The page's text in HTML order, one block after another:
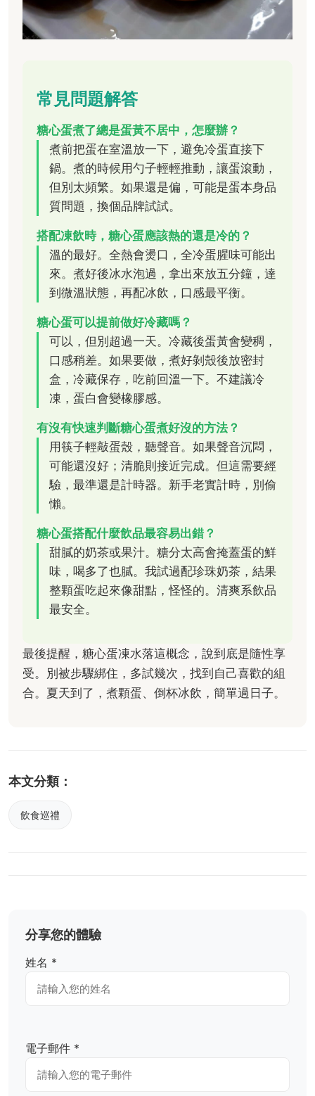
常見問題解答
糖心蛋煮了總是蛋黃不居中，怎麼辦？
煮前把蛋在室溫放一下，避免冷蛋直接下
鍋。煮的時候用勺子輕輕推動，讓蛋滾動，
但別太頻繁。如果還是偏，可能是蛋本身品
質問題，換個品牌試試。
搭配凍飲時，糖心蛋應該熱的還是冷的？
溫的最好。全熱會燙口，全冷蛋腥味可能出
來。煮好後冰水泡過，拿出來放五分鐘，達
到微溫狀態，再配冰飲，口感最平衡。
糖心蛋可以提前做好冷藏嗎？
可以，但別超過一天。冷藏後蛋黃會變稠，
口感稍差。如果要做，煮好剝殼後放密封
盒，冷藏保存，吃前回溫一下。不建議冷
凍，蛋白會變橡膠感。
有沒有快速判斷糖心蛋煮好沒的方法？
用筷子輕敲蛋殼，聽聲音。如果聲音沉悶，
可能還沒好；清脆則接近完成。但這需要經
驗，最準還是計時器。新手老實計時，別偷
懶。
糖心蛋搭配什麼飲品最容易出錯？
甜膩的奶茶或果汁。糖分太高會掩蓋蛋的鮮
味，喝多了也膩。我試過配珍珠奶茶，結果
整顆蛋吃起來像甜點，怪怪的。清爽系飲品
最安全。
最後提醒，糖心蛋凍水落這概念，說到底是隨性享
受。別被步驟綁住，多試幾次，找到自己喜歡的組
合。夏天到了，煮顆蛋、倒杯冰飲，簡單過日子。
本文分類：
飲食巡禮
分享您的體驗
姓名 *
電子郵件 *